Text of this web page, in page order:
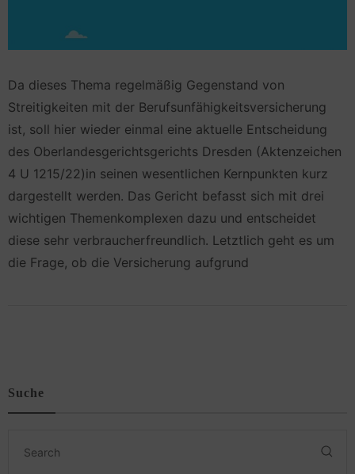
Da dieses Thema regelmäßig Gegenstand von
Streitigkeiten mit der Berufsunfähigkeitsversicherung
ist, soll hier wieder einmal eine aktuelle Entscheidung
des Oberlandesgerichtsgerichts Dresden (Aktenzeichen
4 U 1215/22)in seinen wesentlichen Kernpunkten kurz
dargestellt werden. Das Gericht befasst sich mit drei
wichtigen Themenkomplexen dazu und entscheidet
diese sehr verbraucherfreundlich. Letztlich geht es um
die Frage, ob die Versicherung aufgrund
Suche